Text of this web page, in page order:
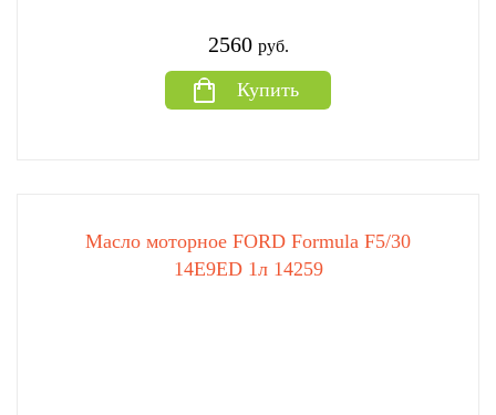
2560 руб.
Купить
Масло моторное FORD Formula F5/30
14E9ED 1л 14259